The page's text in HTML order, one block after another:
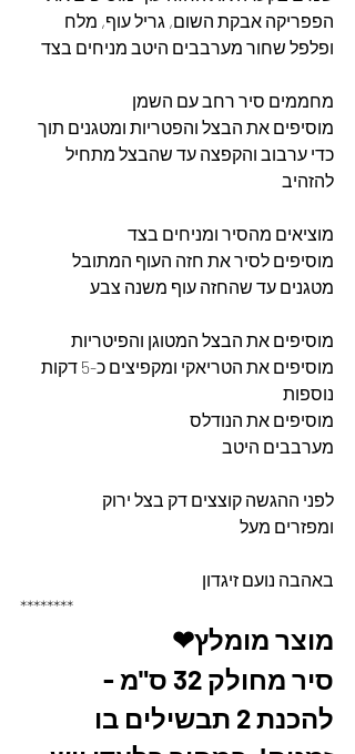
הפפריקה אבקת השום, גריל עוף, מלח
ופלפל שחור מערבבים היטב מניחים בצד
מחממים סיר רחב עם השמן
מוסיפים את הבצל והפטריות ומטגנים תוך
כדי ערבוב והקפצה עד שהבצל מתחיל
להזהיב
מוציאים מהסיר ומניחים בצד
מוסיפים לסיר את חזה העוף המתובל
מטגנים עד שהחזה עוף משנה צבע
מוסיפים את הבצל המטוגן והפיטריות
מוסיפים את הטריאקי ומקפיצים כ-5 דקות
נוספות
מוסיפים את הנודלס
מערבבים היטב
לפני ההגשה קוצצים דק בצל ירוק
ומפזרים מעל
באהבה נועם זיגדון
********
מוצר מומלץ❤
סיר מחולק 32 ס"מ -
להכנת 2 תבשילים בו